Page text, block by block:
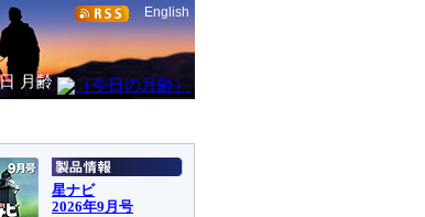
English
月齢
星ナビ
2026年9月号